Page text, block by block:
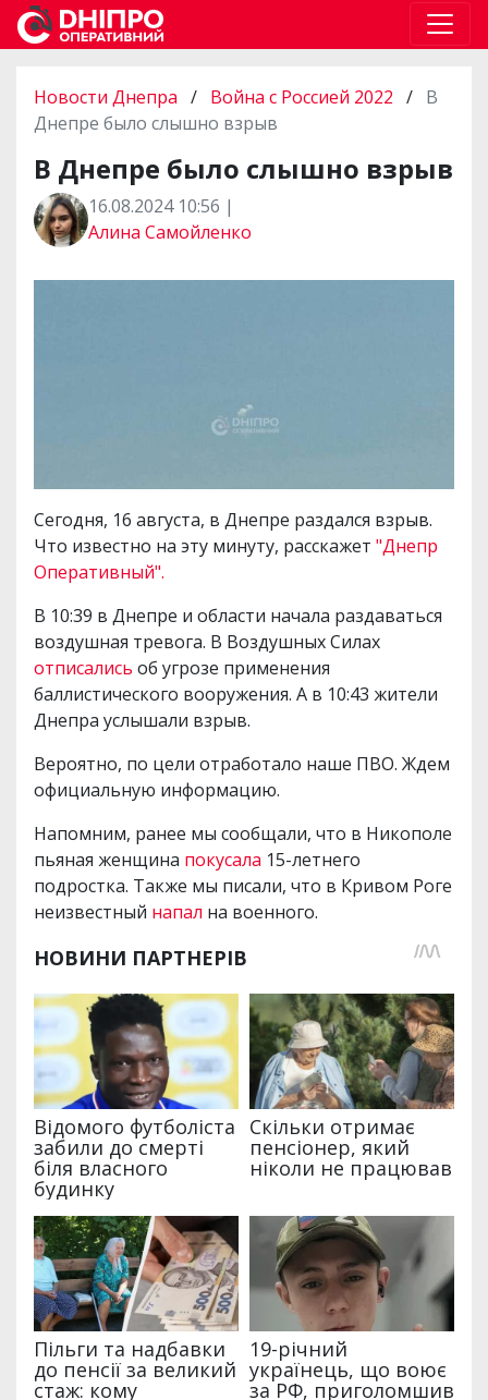
Новости Днепра / Война с Россией 2022 / В
Днепре было слышно взрыв
В Днепре было слышно взрыв
16.08.2024 10:56 |
Алина Самойленко
Сегодня, 16 августа, в Днепре раздался взрыв.
Что известно на эту минуту, расскажет "Днепр
Оперативный".
В 10:39 в Днепре и области начала раздаваться
воздушная тревога. В Воздушных Силах
отписались об угрозе применения
баллистического вооружения. А в 10:43 жители
Днепра услышали взрыв.
Вероятно, по цели отработало наше ПВО. Ждем
официальную информацию.
Напомним, ранее мы сообщали, что в Никополе
пьяная женщина покусала 15-летнего
подростка. Также мы писали, что в Кривом Роге
неизвестный напал на военного.